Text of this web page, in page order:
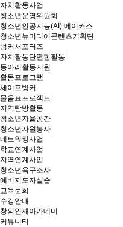
자치활동사업
청소년운영위원회
청소년인공지능(AI) 메이커스
청소년뉴미디어콘텐츠기획단
벙커서포터즈
자치활동단연합활동
동아리활동지원
활동프로그램
세이프벙커
물음표프로젝트
지역탐방활동
청소년자율공간
청소년자원봉사
네트워킹사업
학교연계사업
지역연계사업
청소년욕구조사
예비지도자실습
교육문화
수강안내
창의인재아카데미
커뮤니티